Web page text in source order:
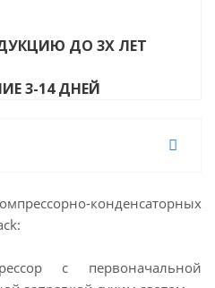
R407A; R407F; R448A;
ДО 3Х ЛЕТ
3-14 ДНЕЙ
конденсаторных
с первоначальной